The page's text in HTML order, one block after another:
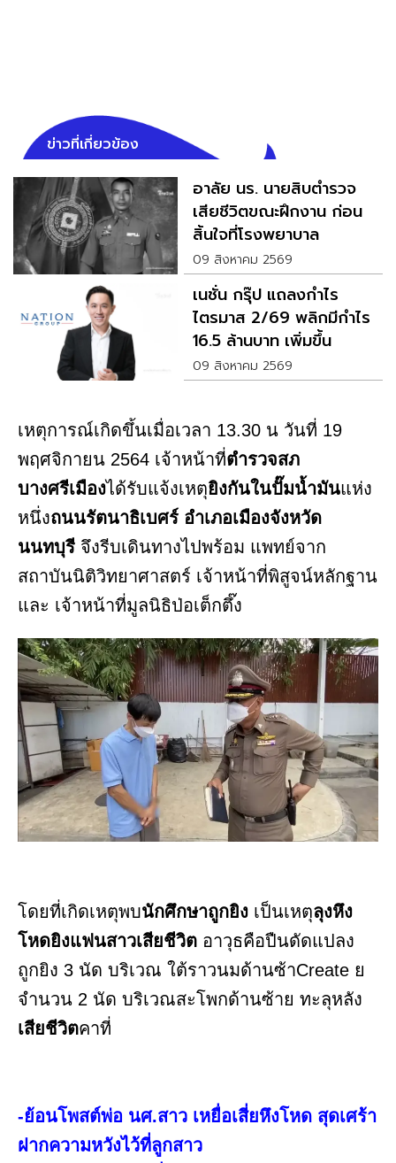
ข่าวที่เกี่ยวข้อง
อาลัย นร. นายสิบตำรวจ
เสียชีวิตขณะฝึกงาน ก่อน
สิ้นใจที่โรงพยาบาล
09 สิงหาคม 2569
เนชั่น กรุ๊ป แถลงกำไร
ไตรมาส 2/69 พลิกมีกำไร
16.5 ล้านบาท เพิ่มขึ้น
134%
09 สิงหาคม 2569
เหตุการณ์เกิดขึ้นเมื่อเวลา 13.30 น วันที่ 19
พฤศจิกายน 2564 เจ้าหน้าที่ตำรวจสภ
บางศรีเมืองได้รับแจ้งเหตุยิงกันในปั๊มน้ำมันแห่ง
หนึ่งถนนรัตนาธิเบศร์ อำเภอเมืองจังหวัด
นนทบุรี จึงรีบเดินทางไปพร้อม แพทย์จาก
สถาบันนิติวิทยาศาสตร์ เจ้าหน้าที่พิสูจน์หลักฐาน
และ เจ้าหน้าที่มูลนิธิป่อเต็กตึ๊ง
โดยที่เกิดเหตุพบนักศึกษาถูกยิง เป็นเหตุลุงหึง
โหดยิงแฟนสาวเสียชีวิต อาวุธคือปืนดัดแปลง
ถูกยิง 3 นัด บริเวณ ใต้ราวนมด้านซ้าCreate ย
จำนวน 2 นัด บริเวณสะโพกด้านซ้าย ทะลุหลัง
เสียชีวิตคาที่
-ย้อนโพสต์พ่อ นศ.สาว เหยื่อเสี่ยหึงโหด สุดเศร้า
ฝากความหวังไว้ที่ลูกสาว